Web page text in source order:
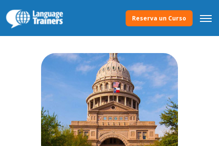
Reserva un Curso